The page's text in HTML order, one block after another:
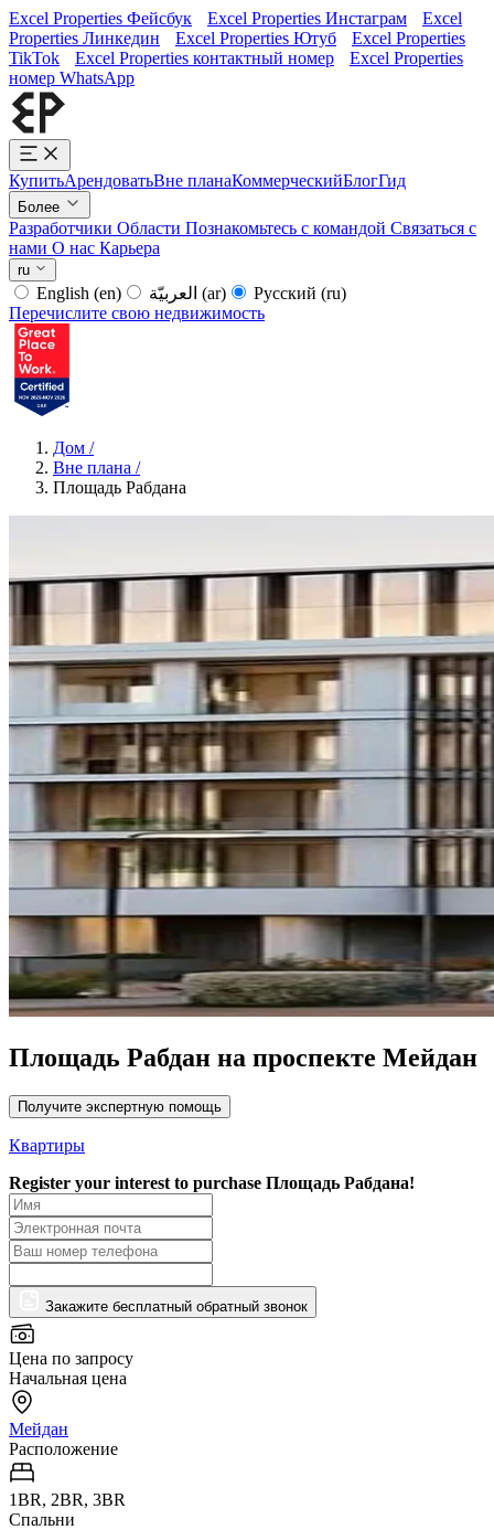
Excel Properties Фейсбук Excel Properties Инстаграм
Excel
Properties Линкедин
Excel Properties Ютуб
Excel Properties
TikTok
Excel Properties контактный номер
Excel Properties
номер WhatsApp
КупитьАрендоватьВне планаКоммерческийБлогГид
Более
Разработчики Области Познакомьтесь с командой Связаться с
нами О нас Карьера
ru
English (en) (ar) Русский (ru)
Перечислите свою недвижимость
Дом /
Вне плана /
Площадь Рабдана
Площадь Рабдан на проспекте Мейдан
Получите экспертную помощь
Квартиры
Register your interest to purchase Площадь Рабдана!
Закажите бесплатный обратный звонок
Цена по запросу
Начальная цена
Мейдан
Расположение
1BR, 2BR, 3BR
Спальни